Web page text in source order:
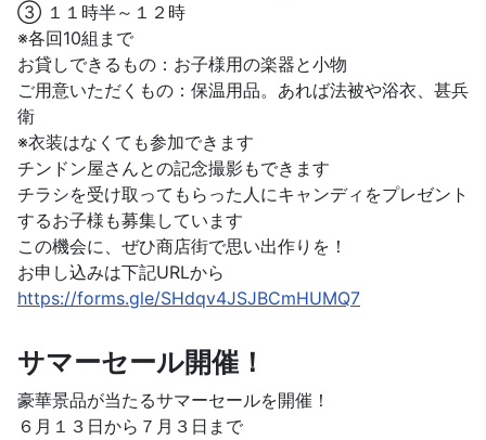
③ １１時半～１２時
※各回10組まで
お貸しできるもの：お子様用の楽器と小物
ご用意いただくもの：保温用品。あれば法被や浴衣、甚兵
衛
※衣装はなくても参加できます
チンドン屋さんとの記念撮影もできます
チラシを受け取ってもらった人にキャンディをプレゼント
するお子様も募集しています
この機会に、ぜひ商店街で思い出作りを！
お申し込みは下記URLから
https://forms.gle/SHdqv4JSJBCmHUMQ7
サマーセール開催！
豪華景品が当たるサマーセールを開催！
６月１３日から７月３日まで